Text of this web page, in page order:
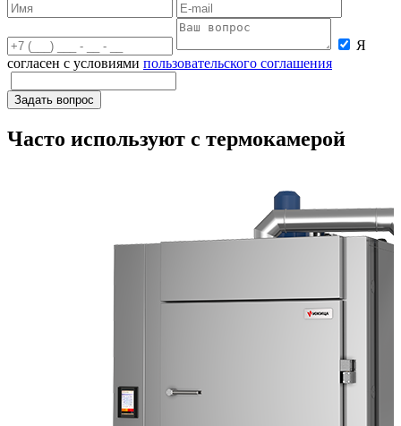
Я
согласен с условиями пользовательского соглашения
Часто используют с термокамерой